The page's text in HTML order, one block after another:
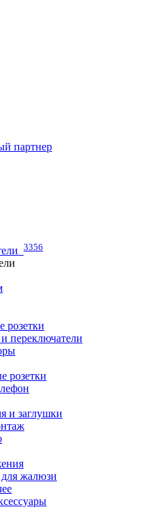
партнер
3356
розетки
переключатели
розетки
и заглушки
жалюзи